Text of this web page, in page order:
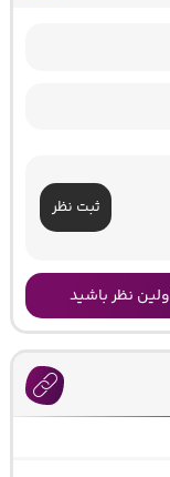
ثبت نظر
نظر باشید